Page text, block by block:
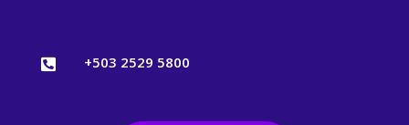
 +503 2529 5800